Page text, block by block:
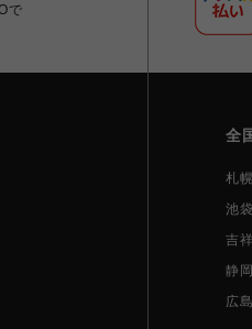
で
全
札
池
吉
静
広